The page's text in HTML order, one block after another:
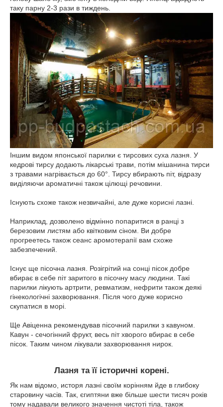
таку парну 2-3 рази в тиждень.
Іншим видом японської парилки є тирсових суха лазня. У
кедрові тирсу додають лікарські трави, потім мішанина тирси
з травами нагрівається до 60°. Тирсу вбирають піт, відразу
виділяючи ароматичні також цілющі речовини.
Існують схоже також незвичайні, але дуже корисні лазні.
Наприклад, дозволено відмінно попаритися в ранці з
березовим листям або квітковим сіном. Ви добре
прогреетесь також сеанс аромотерапії вам схоже
забезпечений.
Існує ще пісочна лазня. Розігрітий на сонці пісок добре
вбирає в себе піт заритого в пісочну масу людини. Такі
парилки лікують артрити, ревматизм, нефрити також деякі
гінекологічні захворювання. Після чого дуже корисно
скупатися в морі.
Ще Авіценна рекомендував пісочний парилки з кавуном.
Кавун - сечогінний фрукт, весь піт хворого вбирає в себе
пісок. Таким чином лікували захворювання нирок.
Лазня та її історичні корені.
Як нам відомо, исторя лазні своїм корінням йде в глибоку
старовину часів. Так, єгиптяни вже більше шести тисяч років
тому надавали великого значення чистоті тіла, також